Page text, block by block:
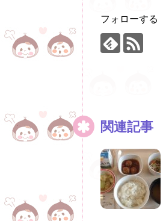
フォローする
関連記事